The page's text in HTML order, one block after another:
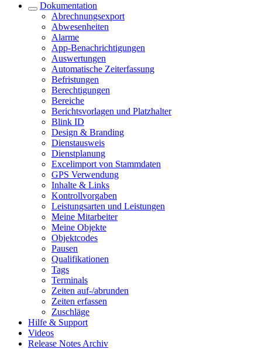
Dokumentation
Abrechnungsexport
Abwesenheiten
Alarme
App-Benachrichtigungen
Auswertungen
Automatische Zeiterfassung
Befristungen
Berechtigungen
Bereiche
Berichtsvorlagen und Platzhalter
Blink ID
Design & Branding
Dienstausweis
Dienstplanung
Excelimport von Stammdaten
GPS Verwendung
Inhalte & Links
Kontrollvorgaben
Leistungsarten und Leistungen
Meine Mitarbeiter
Meine Objekte
Objektcodes
Pausen
Qualifikationen
Tags
Terminals
Zeiten auf-/abrunden
Zeiten erfassen
Zuschläge
Hilfe & Support
Videos
Release Notes Archiv